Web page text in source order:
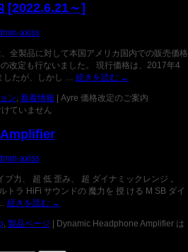
[2022.6.21～]
axiss
全製品に対して本国アメリカ国内での販売価格
改定も行ないました。 現行価格は、2017年4
したが、しかし … 続きを読む →
ン, 新着情報
Ayre 価格改定のご案内
ていません
axiss
力、 超 低 歪み、 超 ダイナミックレンジ 。
トラ HiFi サウンドの 魔力を 授 ける M SB ダイ
続きを読む →
, 製品ページ | Dynamic Headphone Amplifier は